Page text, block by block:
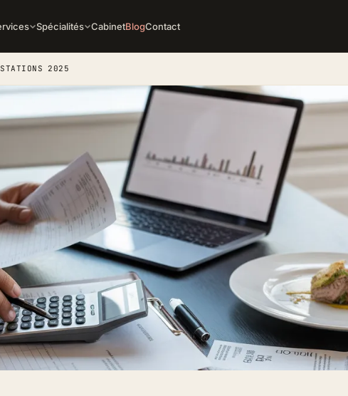
Spécialités CabinetBlogContact
2025